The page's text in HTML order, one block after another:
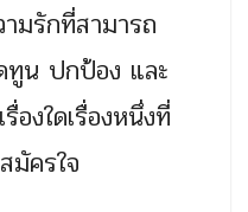
มรักที่สามารถ
ทูน ปกป้อง และ
องใดเรื่องหนึ่งที่
มัครใจ